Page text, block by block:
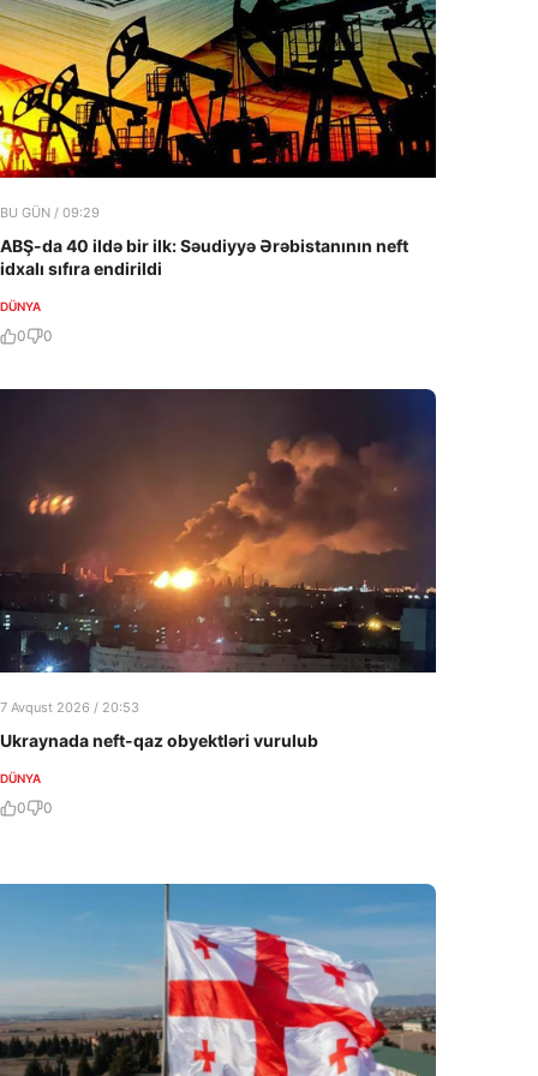
BU GÜN / 09:29
ABŞ-da 40 ildə bir ilk: Səudiyyə Ərəbistanının neft
idxalı sıfıra endirildi
DÜNYA
0 0
7 Avqust 2026 / 20:53
Ukraynada neft-qaz obyektləri vurulub
DÜNYA
0 0